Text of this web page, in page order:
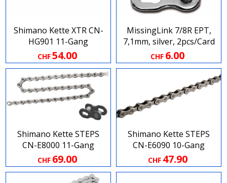
Shimano Kette XTR CN-
HG901 11-Gang
CHF54.00
MissingLink 7/8R EPT,
7,1mm, silver, 2pcs/Card
CHF 6.00
Shimano Kette STEPS
CN-E8000 11-Gang
CHF 69.00
Shimano Kette STEPS
CN-E6090 10-Gang
CHF 47.90